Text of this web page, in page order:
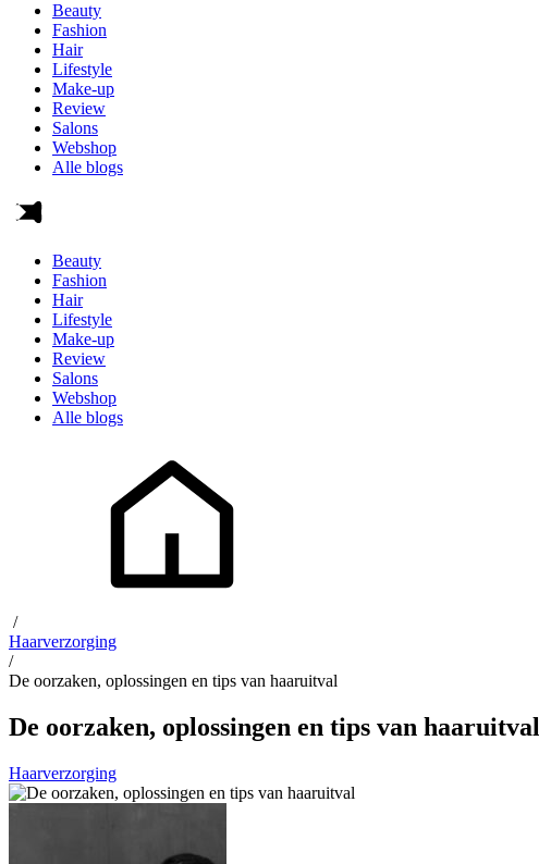
Beauty
Fashion
Hair
Lifestyle
Make-up
Review
Salons
Webshop
Alle blogs
Beauty
Fashion
Hair
Lifestyle
Make-up
Review
Salons
Webshop
Alle blogs
/
Haarverzorging
/
De oorzaken, oplossingen en tips van haaruitval
De oorzaken, oplossingen en tips van haaruitval
Haarverzorging